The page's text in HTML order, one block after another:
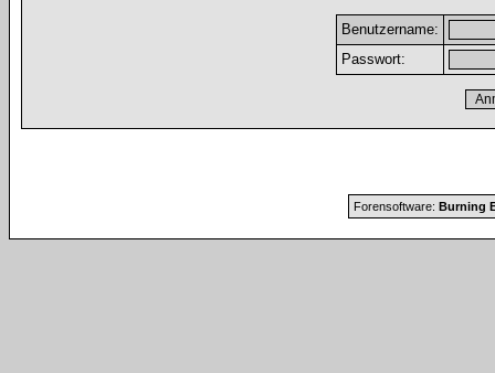
Benutzername:
Passwort:
Forensoftware: Burning